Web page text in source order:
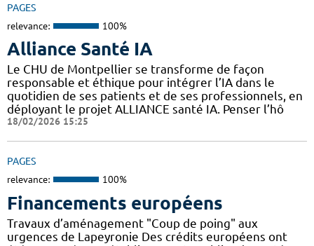
PAGES
relevance: 100%
Alliance Santé IA
Le CHU de Montpellier se transforme de façon
responsable et éthique pour intégrer l’IA dans le
quotidien de ses patients et de ses professionnels, en
déployant le projet ALLIANCE santé IA. Penser l’hô
18/02/2026 15:25
PAGES
relevance: 100%
Financements européens
Travaux d’aménagement "Coup de poing" aux
urgences de Lapeyronie Des crédits européens ont